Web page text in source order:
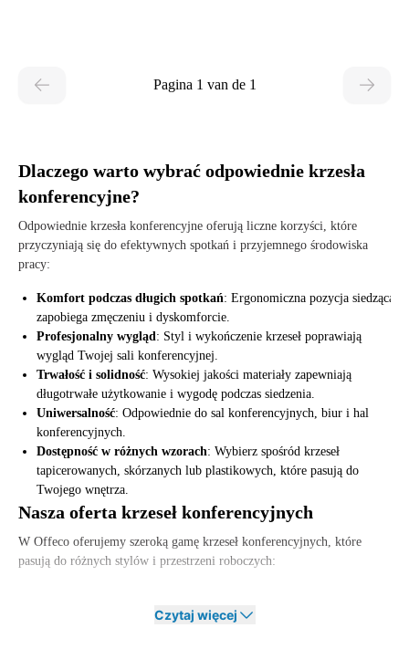
Pagina 1 van de 1
Dlaczego warto wybrać odpowiednie krzesła
konferencyjne?
Odpowiednie krzesła konferencyjne oferują liczne korzyści, które
przyczyniają się do efektywnych spotkań i przyjemnego środowiska
pracy:
Komfort podczas długich spotkań: Ergonomiczna pozycja siedząca
zapobiega zmęczeniu i dyskomforcie.
Profesjonalny wygląd: Styl i wykończenie krzeseł poprawiają
wygląd Twojej sali konferencyjnej.
Trwałość i solidność: Wysokiej jakości materiały zapewniają
długotrwałe użytkowanie i wygodę podczas siedzenia.
Uniwersalność: Odpowiednie do sal konferencyjnych, biur i hal
konferencyjnych.
Dostępność w różnych wzorach: Wybierz spośród krzeseł
tapicerowanych, skórzanych lub plastikowych, które pasują do
Twojego wnętrza.
Nasza oferta krzeseł konferencyjnych
W Offeco oferujemy szeroką gamę krzeseł konferencyjnych, które
pasują do różnych stylów i przestrzeni roboczych:
idealne do formalnych sal konferencyjnych.
Czytaj więcej